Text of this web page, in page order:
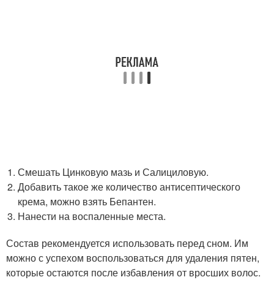
Смешать Цинковую мазь и Салициловую.
Добавить такое же количество антисептического
крема, можно взять Бепантен.
Нанести на воспаленные места.
Состав рекомендуется использовать перед сном. Им
можно с успехом воспользоваться для удаления пятен,
которые остаются после избавления от вросших волос.